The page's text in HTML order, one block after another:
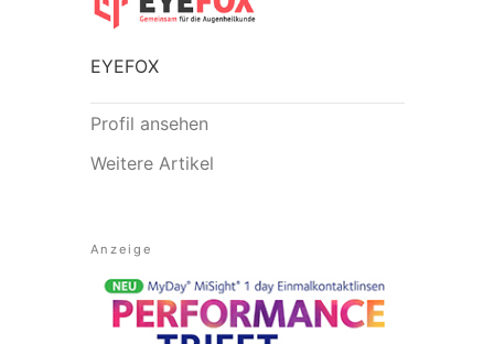
EYEFOX
Profil ansehen
Weitere Artikel